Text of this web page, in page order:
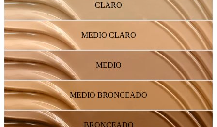
CLARO
MEDIO CLARO
MEDIO
MEDIO BRONCEADO
BRONCEADO